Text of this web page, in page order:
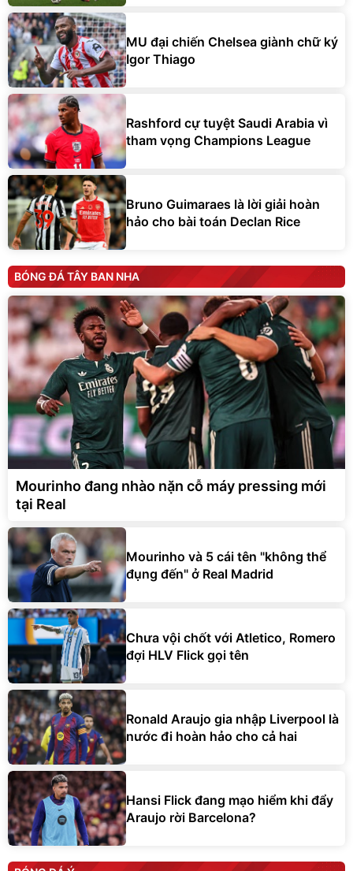
MU đại chiến Chelsea giành chữ ký
Igor Thiago
Rashford cự tuyệt Saudi Arabia vì
tham vọng Champions League
Bruno Guimaraes là lời giải hoàn
hảo cho bài toán Declan Rice
BÓNG ĐÁ TÂY BAN NHA
Mourinho đang nhào nặn cỗ máy pressing mới
tại Real
Mourinho và 5 cái tên "không thể
đụng đến" ở Real Madrid
Chưa vội chốt với Atletico, Romero
đợi HLV Flick gọi tên
Ronald Araujo gia nhập Liverpool là
nước đi hoàn hảo cho cả hai
Hansi Flick đang mạo hiểm khi đẩy
Araujo rời Barcelona?